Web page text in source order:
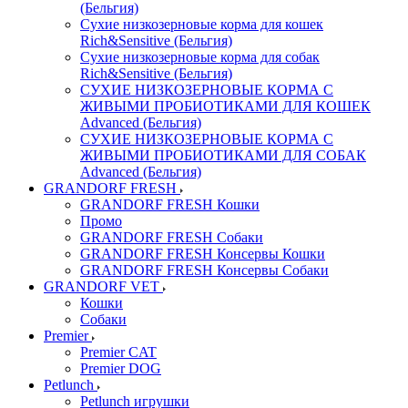
(Бельгия)
Сухие низкозерновые корма для кошек
Rich&Sensitive (Бельгия)
Сухие низкозерновые корма для собак
Rich&Sensitive (Бельгия)
СУХИЕ НИЗКОЗЕРНОВЫЕ КОРМА С
ЖИВЫМИ ПРОБИОТИКАМИ ДЛЯ КОШЕК
Advanced (Бельгия)
СУХИЕ НИЗКОЗЕРНОВЫЕ КОРМА С
ЖИВЫМИ ПРОБИОТИКАМИ ДЛЯ СОБАК
Advanced (Бельгия)
GRANDORF FRESH
GRANDORF FRESH Кошки
Промо
GRANDORF FRESH Собаки
GRANDORF FRESH Консервы Кошки
GRANDORF FRESH Консервы Собаки
GRANDORF VET
Кошки
Собаки
Premier
Premier CAT
Premier DOG
Petlunch
Petlunch игрушки